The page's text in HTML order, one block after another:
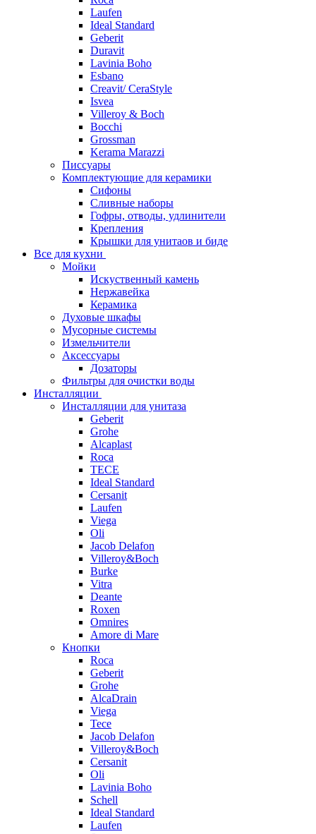
Laufen
Ideal Standard
Geberit
Duravit
Lavinia Boho
Esbano
Creavit/ CeraStyle
Isvea
Villeroy & Boch
Bocchi
Grossman
Kerama Marazzi
Писсуары
Комплектующие для керамики
Сифоны
Сливные наборы
Гофры, отводы, удлинители
Крепления
Крышки для унитаов и биде
Все для кухни
Мойки
Искуственный камень
Нержавейка
Керамика
Духовые шкафы
Мусорные системы
Измельчители
Аксессуары
Дозаторы
Фильтры для очистки воды
Инсталляции
Инсталляции для унитаза
Geberit
Grohe
Alcaplast
Roca
TECE
Ideal Standard
Cersanit
Laufen
Viega
Oli
Jacob Delafon
Villeroy&Boch
Burke
Vitra
Deante
Roxen
Omnires
Amore di Mare
Кнопки
Roca
Geberit
Grohe
AlcaDrain
Viega
Tece
Jacob Delafon
Villeroy&Boch
Cersanit
Oli
Lavinia Boho
Schell
Ideal Standard
Laufen